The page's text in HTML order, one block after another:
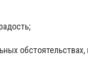
обстоятельствах,